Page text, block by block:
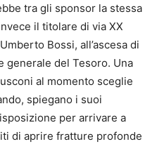
tra gli sponsor la stessa
il titolare di via XX
Bossi, all’ascesa di
del Tesoro. Una
al momento sceglie
spiegano i suoi
per arrivare a
di aprire fratture profonde